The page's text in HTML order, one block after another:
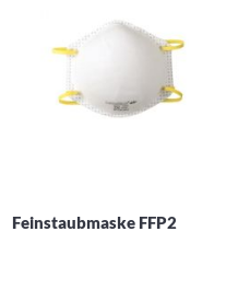
Feinstaubmaske FFP2